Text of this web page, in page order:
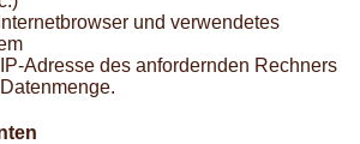
Internetbrowser und verwendetes
Adresse des anfordernden Rechners